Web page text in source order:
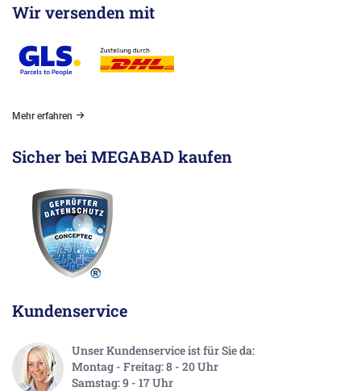
Wir versenden mit
Mehr erfahren
Sicher bei MEGABAD kaufen
Kundenservice
Unser Kundenservice ist für Sie da:
Montag - Freitag: 8 - 20 Uhr
Samstag: 9 - 17 Uhr